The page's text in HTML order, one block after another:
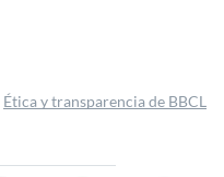
Ética y transparencia de BBCL